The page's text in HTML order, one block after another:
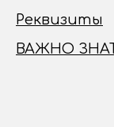
Реквизиты
ВАЖНО